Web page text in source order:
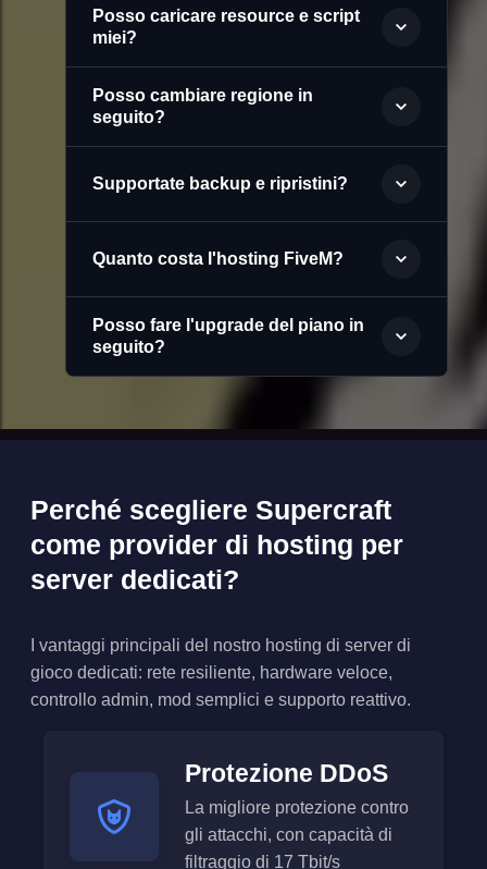
Posso caricare resource e script
miei?
Posso cambiare regione in
seguito?
Supportate backup e ripristini?
Quanto costa l'hosting FiveM?
Posso fare l'upgrade del piano in
seguito?
Perché scegliere Supercraft
come provider di hosting per
server dedicati?
I vantaggi principali del nostro hosting di server di
gioco dedicati: rete resiliente, hardware veloce,
controllo admin, mod semplici e supporto reattivo.
Protezione DDoS
La migliore protezione contro
gli attacchi, con capacità di
filtraggio di 17 Tbit/s